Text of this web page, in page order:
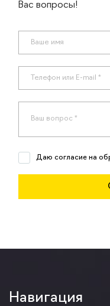
Вас вопросы!
Даю согласие на
Навигация